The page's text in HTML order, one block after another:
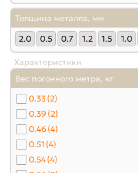
Толщина металла, мм
2.0
0.5 0.7 1.2 1.5 1.0
Характеристики
Вес погонного метра, кг
0.33(2)
0.39 (2)
0.46(4)
0.51 (4)
0.54(4)